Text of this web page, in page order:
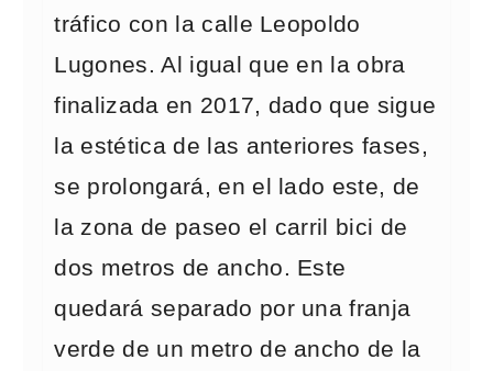
tráfico con la calle Leopoldo
Lugones. Al igual que en la obra
finalizada en 2017, dado que sigue
la estética de las anteriores fases,
se prolongará, en el lado este, de
la zona de paseo el carril bici de
dos metros de ancho. Este
quedará separado por una franja
verde de un metro de ancho de la